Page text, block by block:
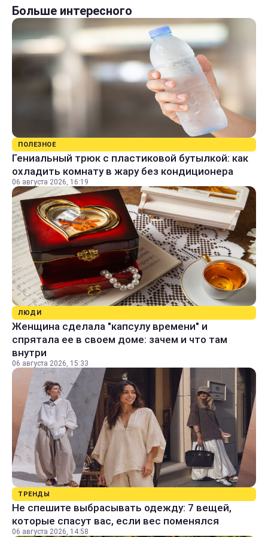
Больше интересного
ПОЛЕЗНОЕ
Гениальный трюк с пластиковой бутылкой: как
охладить комнату в жару без кондиционера
06 августа 2026, 16:19
ЛЮДИ
Женщина сделала "капсулу времени" и
спрятала ее в своем доме: зачем и что там
внутри
06 августа 2026, 15:33
ТРЕНДЫ
Не спешите выбрасывать одежду: 7 вещей,
которые спасут вас, если вес поменялся
06 августа 2026, 14:58